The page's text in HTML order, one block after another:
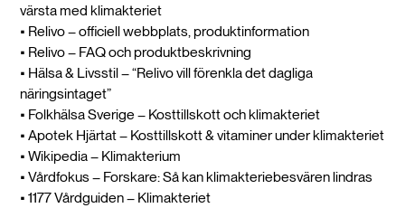
värsta med klimakteriet
• Relivo – officiell webbplats, produktinformation
• Relivo – FAQ och produktbeskrivning
• Hälsa & Livsstil – “Relivo vill förenkla det dagliga
näringsintaget”
• Folkhälsa Sverige – Kosttillskott och klimakteriet
• Apotek Hjärtat – Kosttillskott & vitaminer under klimakteriet
• Wikipedia – Klimakterium
• Vårdfokus – Forskare: Så kan klimakteriebesvären lindras
• 1177 Vårdguiden – Klimakteriet